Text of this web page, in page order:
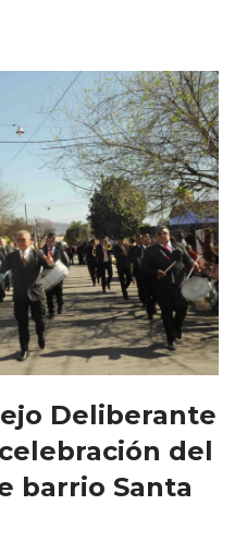
Deliberante
del
barrio Santa